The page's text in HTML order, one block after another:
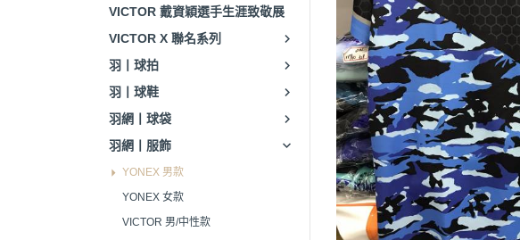
VICTOR 戴資穎選手生涯致敬展
VICTOR X 聯名系列
羽丨球拍
羽丨球鞋
羽網丨球袋
羽網丨服飾
YONEX 男款
YONEX 女款
VICTOR 男/中性款